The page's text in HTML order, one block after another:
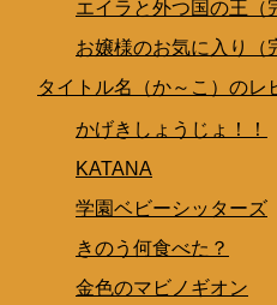
エイラと外つ国の王（
お嬢様のお気に入り（
タイトル名（か～こ）のレ
かげきしょうじょ！！
KATANA
学園ベビーシッターズ
きのう何食べた？
金色のマビノギオン